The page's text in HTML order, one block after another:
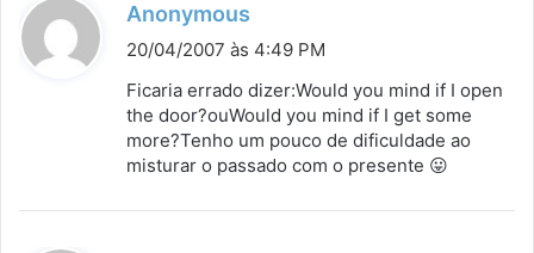
Anonymous
s
e
:
20/04/2007 às 4:49 PM
Ficaria errado dizer:Would you mind if I open
the door?ouWould you mind if I get some
more?Tenho um pouco de dificuldade ao
misturar o passado com o presente 😛